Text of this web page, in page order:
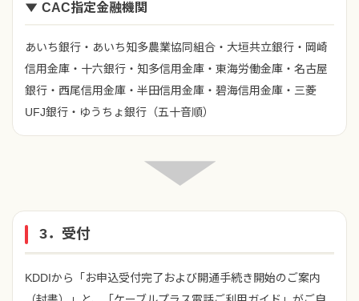
CAC指定金融機関
あいち銀行・あいち知多農業協同組合・大垣共立銀行・岡崎
信用金庫・十六銀行・知多信用金庫・東海労働金庫・名古屋
銀行・西尾信用金庫・半田信用金庫・碧海信用金庫・三菱
UFJ銀行・ゆうちょ銀行（五十音順）
3．受付
KDDIから「お申込受付完了および開通手続き開始のご案内